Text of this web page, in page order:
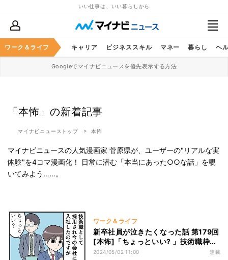
いい仕事は、いい暮らしから
ワーク＆ライフ キャリア ビジネススキル マネー 暮らし ヘ
Googleでマイナビニュースを優先表示する方法
「本怖」の新着記事
マイナビニューストップ 本怖
マイナビニュースの人気漫画家 菅原県が、ユーザーの"リアルな実
体験"を4コマ漫画化！ 日常に潜む「本当にあった○○な話」を覗
いてみよう……。
ワーク＆ライフ
新卒社員が泣きたくなった話 第179回
[本怖]「ちょっといい? 」技術職枠で
採用され念願の入社! そこで任された
2024/05/02 11:00 連載